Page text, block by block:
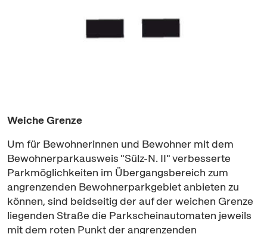
Weiche Grenze
Um für Bewohnerinnen und Bewohner mit dem
Bewohnerparkausweis "Sülz-N. II" verbesserte
Parkmöglichkeiten im Übergangsbereich zum
angrenzenden Bewohnerparkgebiet anbieten zu
können, sind beidseitig der auf der weichen Grenze
liegenden Straße die Parkscheinautomaten jeweils
mit dem roten Punkt der angrenzenden